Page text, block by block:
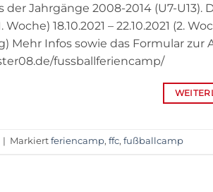
der Jahrgänge 2008-2014 (U7-
(1. Woche) 18.10.2021 – 22.10.2021
Mehr Infos sowie das Formular zur
fussballferiencamp/
| Markiert feriencamp, ffc, fußballcamp